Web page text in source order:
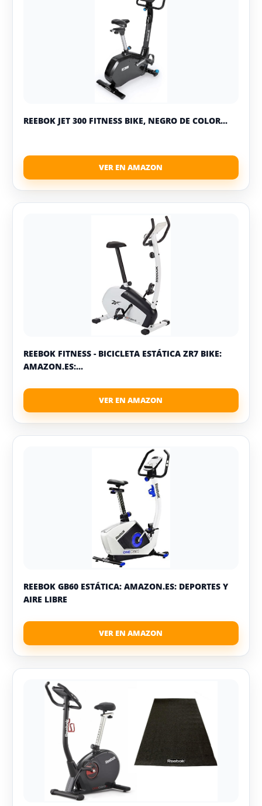
REEBOK JET 300 FITNESS BIKE, NEGRO DE COLOR...
REEBOK FITNESS - BICICLETA ESTÁTICA ZR7 BIKE:
AMAZON.ES:...
REEBOK GB60 ESTÁTICA: AMAZON.ES: DEPORTES Y
AIRE LIBRE